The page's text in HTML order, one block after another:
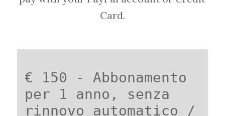
Card.
€ 150 - Abbonamento
per 1 anno, senza
rinnovo automatico /